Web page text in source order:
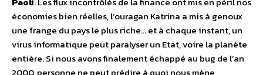
économies bien réelles, l’ouragan Katrina a mis à genoux
une frange du pays le plus riche… et à chaque instant, un
virus informatique peut paralyser un Etat, voire la planète
entière. Si nous avons finalement échappé au bug de l’an